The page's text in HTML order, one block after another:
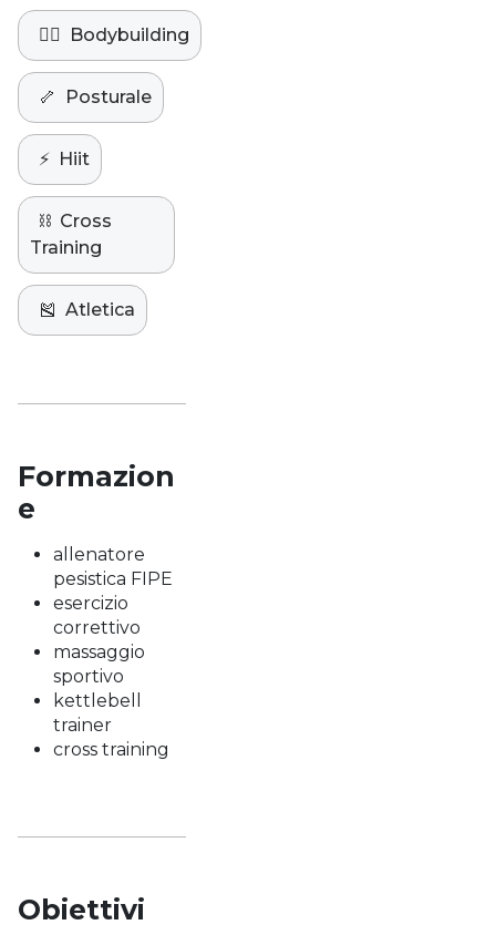
🏋️‍♀️ Bodybuilding
🦴 Posturale
⚡️ Hiit
⛓️ Cross
Training
🎽 Atletica
Formazion
e
allenatore
pesistica FIPE
esercizio
correttivo
massaggio
sportivo
kettlebell
trainer
cross training
Obiettivi